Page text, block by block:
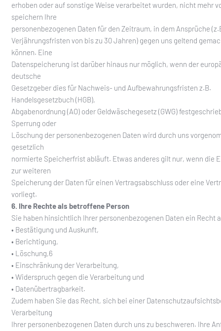
erhoben oder auf sonstige Weise verarbeitet wurden, nicht mehr
speichern Ihre
personenbezogenen Daten für den Zeitraum, in dem Ansprüche
Verjährungsfristen von bis zu 30 Jahren) gegen uns geltend
können. Eine
Datenspeicherung ist darüber hinaus nur möglich, wenn der
deutsche
Gesetzgeber dies für Nachweis- und Aufbewahrungsfristen z.B.
Handelsgesetzbuch (HGB),
Abgabenordnung (AO) oder Geldwäschegesetz (GWG)
Sperrung oder
Löschung der personenbezogenen Daten wird durch uns
gesetzlich
normierte Speicherfrist abläuft. Etwas anderes gilt nur, wenn die
zur weiteren
Speicherung der Daten für einen Vertragsabschluss oder eine
vorliegt.
6. Ihre Rechte als betroffene Person
Sie haben hinsichtlich Ihrer personenbezogenen Daten ein Recht
• Bestätigung und Auskunft,
• Berichtigung,
• Löschung,6
• Einschränkung der Verarbeitung,
• Widerspruch gegen die Verarbeitung und
• Datenübertragbarkeit.
Zudem haben Sie das Recht, sich bei einer
Verarbeitung
Ihrer personenbezogenen Daten durch uns zu beschweren. Ihre